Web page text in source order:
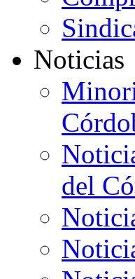
Noticias
del